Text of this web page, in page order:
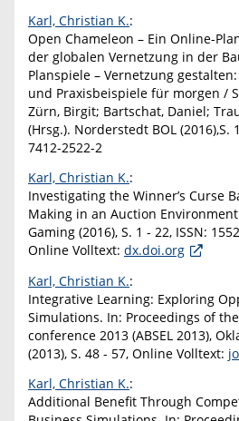
Karl, Christian K.:
Open Chameleon – Ein Online-
der globalen Vernetzung in der
Planspiele – Vernetzung
und Praxisbeispiele für morgen /
Zürn, Birgit; Bartschat, Daniel;
(Hrsg.). Norderstedt BOL (2016),S.
7412-2522-2
Karl, Christian K.:
Investigating the Winner’s Curse
Making in an Auction
Gaming (2016), S. 1 - 22, ISSN:
Online Volltext: dx.doi.org
Karl, Christian K.:
Integrative Learning: Exploring
Simulations. In: Proceedings of the
conference 2013 (ABSEL 2013),
(2013), S. 48 - 57, Online Volltext:
Karl, Christian K.:
Additional Benefit Through